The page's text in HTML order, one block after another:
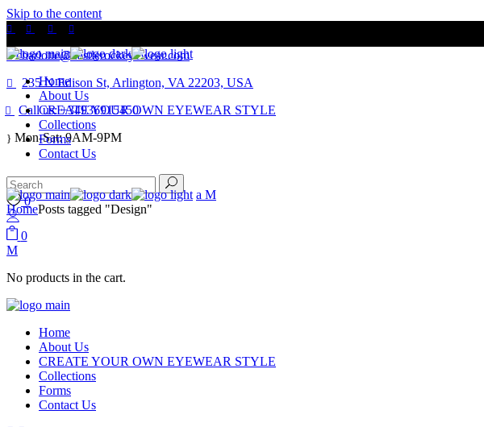
Skip to the content
charlotte@castlerockeyewear.com
235 N Edison St, Arlington, VA 22203, USA
Call us: +34936915450
Mon-Sat: 9AM-9PM
Home
About Us
CREATE YOUR OWN EYEWEAR STYLE
Collections
Forms
Contact Us
0
0
No products in the cart.
Home
About Us
CREATE YOUR OWN EYEWEAR STYLE
Collections
Forms
Contact Us
HomePosts tagged "Design"